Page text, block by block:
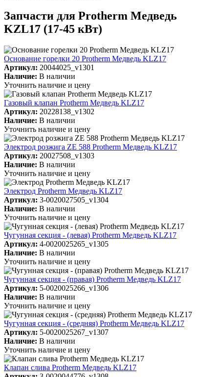
Запчасти для Protherm Медведь
KZL17 (17-45 кВт)
Основание горелки 20 Protherm Медведь KLZ17
Артикул: 20044025_v1301
Наличие: В наличии
Уточнить наличие и цену
Газовый клапан Protherm Медведь KLZ17
Артикул: 20228138_v1302
Наличие: В наличии
Уточнить наличие и цену
Электрод розжига ZE 588 Protherm Медведь KLZ17
Артикул: 20027508_v1303
Наличие: В наличии
Уточнить наличие и цену
Электрод Protherm Медведь KLZ17
Артикул: 3-0020027505_v1304
Наличие: В наличии
Уточнить наличие и цену
Чугунная секция - (левая) Protherm Медведь KLZ17
Артикул: 4-0020025265_v1305
Наличие: В наличии
Уточнить наличие и цену
Чугунная секция - (правая) Protherm Медведь KLZ17
Артикул: 5-0020025266_v1306
Наличие: В наличии
Уточнить наличие и цену
Чугунная секция - (средняя) Protherm Медведь KLZ17
Артикул: 5-0020025267_v1307
Наличие: В наличии
Уточнить наличие и цену
Клапан слива Protherm Медведь KLZ17